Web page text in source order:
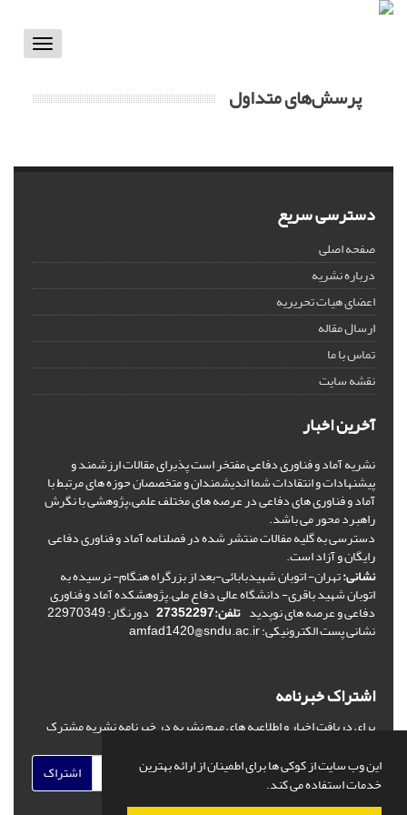
این وب سایت از کوکی ها برای اطمینان از ارائه بهترین
خدمات استفاده می کند.
Toggle
پرسش‌های متداول
دسترسی سریع
صفحه اصلی
درباره نشریه
اعضای هیات تحریریه
ارسال مقاله
تماس با ما
نقشه سایت
آخرین اخبار
نشریه آماد و فناوری دفاعی مفتخر است پذیرای مقالات ارزشمند و
پیشنهادات و انتقادات شما اندیشمندان و متخصصان حوزه های مرتبط با
آماد و فناوری های دفاعی در عرصه های مختلف علمی،پژوهشی با نگرش
راهبرد محور می باشد.
دسترسی به گلیه مفالات منتشر شده در فصلنامه آماد و فناوری دفاعی
رایگان و آزاد است.
نشانی:تهران- اتوبان شهیدبابائی-بعد از بزرگراه هنگام- نرسیده به
اتوبان شهید باقری- دانشگاه عالی دفاع ملی.پژوهشکده آماد و فناوری
دفاعی و عرصه های نوپدیدتلفن:27352297
نشانی پست الکترونیکی: amfad1420@sndu.ac.ir
اشتراک خبرنامه
برای دریافت اخبار و اطلاعیه های مهم نشریه در خبرنامه نشریه مشترک
اشتراک